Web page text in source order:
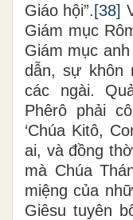
Giáo hội”.[38]
Giám mục
Giám mục
dẫn, sự khôn
các ngài.
Phêrô phải
‘Chúa Kitô,
ai, và đồng
mà Chúa
miệng của
Giêsu tuyên